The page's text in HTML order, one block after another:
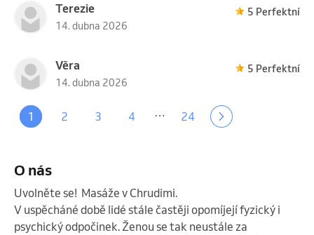
Terezie
14. dubna 2026
5 Perfektní
Věra
14. dubna 2026
5 Perfektní
1 2 3 4 … 24
O nás
Uvolněte se!  Masáže v Chrudimi.
V uspěcháné době lidé stále častěji opomíjejí fyzický i
psychický odpočinek. Ženou se tak neustále za